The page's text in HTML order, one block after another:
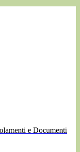
e Documenti